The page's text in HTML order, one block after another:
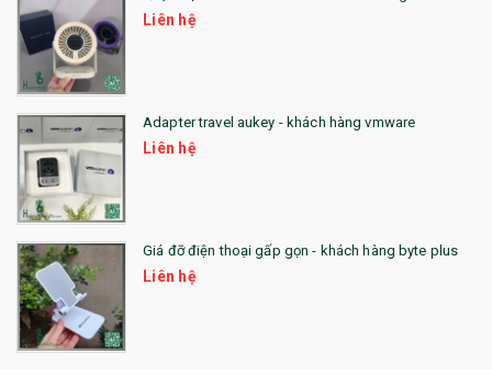
QUÀ TẶNG SX NHANH
QUÀ TẶNG HỘI THẢO
QUÀ TẶNG CÔNG NGHỆ
SẢN PHẨM ĐÃ THỰC HIỆN
QUÀ TẶNG SỨC KHỎE
SẢN PHẨM MỚI 2021
Sổ Sạc Đa Năng
La Fonte
Liên hệ
Adapter travel aukey - khách hàng vmware
Liên hệ
Giá đỡ điện thoại gấp gọn - khách hàng byte plus
Liên hệ